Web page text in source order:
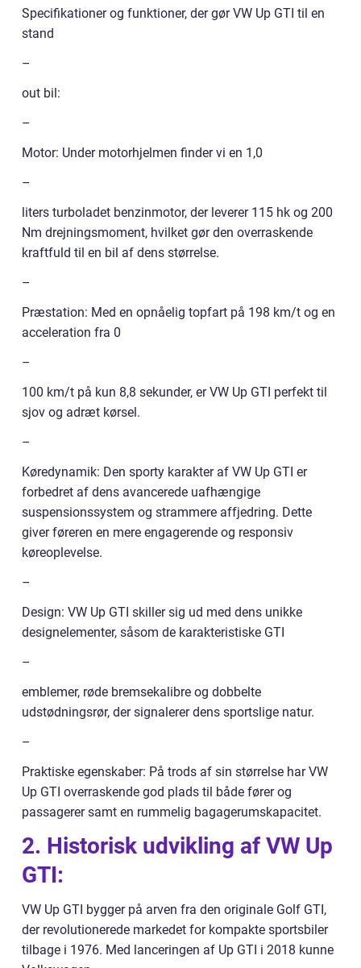
Specifikationer og funktioner, der gør VW Up GTI til en
stand
–
out bil:
–
Motor: Under motorhjelmen finder vi en 1,0
–
liters turboladet benzinmotor, der leverer 115 hk og 200
Nm drejningsmoment, hvilket gør den overraskende
kraftfuld til en bil af dens størrelse.
–
Præstation: Med en opnåelig topfart på 198 km/t og en
acceleration fra 0
–
100 km/t på kun 8,8 sekunder, er VW Up GTI perfekt til
sjov og adræt kørsel.
–
Køredynamik: Den sporty karakter af VW Up GTI er
forbedret af dens avancerede uafhængige
suspensionssystem og strammere affjedring. Dette
giver føreren en mere engagerende og responsiv
køreoplevelse.
–
Design: VW Up GTI skiller sig ud med dens unikke
designelementer, såsom de karakteristiske GTI
–
emblemer, røde bremsekalibre og dobbelte
udstødningsrør, der signalerer dens sportslige natur.
–
Praktiske egenskaber: På trods af sin størrelse har VW
Up GTI overraskende god plads til både fører og
passagerer samt en rummelig bagagerumskapacitet.
2. Historisk udvikling af VW Up
GTI:
VW Up GTI bygger på arven fra den originale Golf GTI,
der revolutionerede markedet for kompakte sportsbiler
tilbage i 1976. Med lanceringen af Up GTI i 2018 kunne